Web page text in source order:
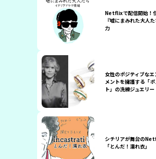
Netflixで配信開始！
『嘘にまみれた大人
力
女性のポジティブなエ
メントを擁護する「
ト」の洗練ジュエリー
シチリアが舞台の
「とんだ！濡れ衣」